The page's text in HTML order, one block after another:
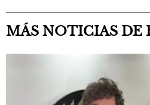
MÁS NOTICIAS DE